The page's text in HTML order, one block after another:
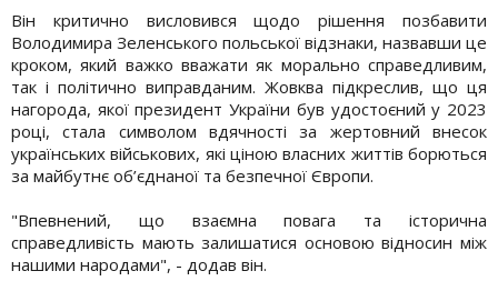
Він критично висловився щодо рішення позбавити
Володимира Зеленського польської відзнаки, назвавши це
кроком, який важко вважати як морально справедливим,
так і політично виправданим. Жовква підкреслив, що ця
нагорода, якої президент України був удостоєний у 2023
році, стала символом вдячності за жертовний внесок
українських військових, які ціною власних життів борються
за майбутнє об’єднаної та безпечної Європи.
"Впевнений, що взаємна повага та історична
справедливість мають залишатися основою відносин між
нашими народами", - додав він.